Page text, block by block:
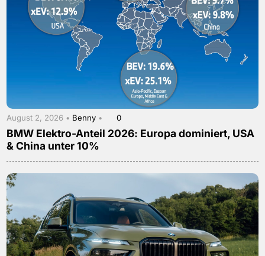
August 2, 2026 • Benny • 0
BMW Elektro-Anteil 2026: Europa dominiert, USA
& China unter 10%